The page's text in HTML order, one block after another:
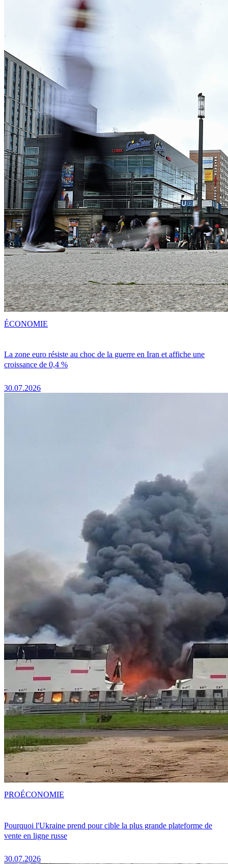
La zone euro résiste au choc de la guerre en Iran et affiche une
croissance de 0,4 %
30.07.2026
ÉCONOMIE
Pourquoi l'Ukraine prend pour cible la plus grande plateforme de
vente en ligne russe
30.07.2026
PROÉCONOMIE